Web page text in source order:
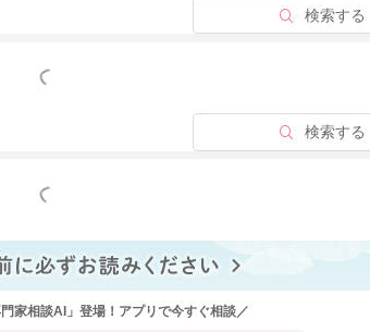
2025/10/
検索する
もっと見る
検索する
もっと見る
家相談AI」登場！アプリで今すぐ相談／